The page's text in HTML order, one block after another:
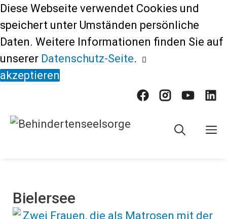
Diese Webseite verwendet Cookies und
speichert unter Umständen persönliche
Daten. Weitere Informationen finden Sie auf
unserer Datenschutz-Seite.
akzeptieren
Springe
zum
Inhalt
Bielersee